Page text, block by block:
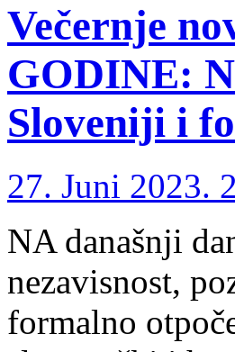
Večernje
GODINE:
Sloveniji i
27. Juni 2023.
NA današnji
nezavisnost,
formalno